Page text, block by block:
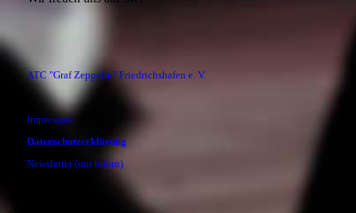
ATC "Graf Zeppelin" Friedrichshafen e. V.
Impressum
Datenschutzerklärung
Newsletter (nur intern)